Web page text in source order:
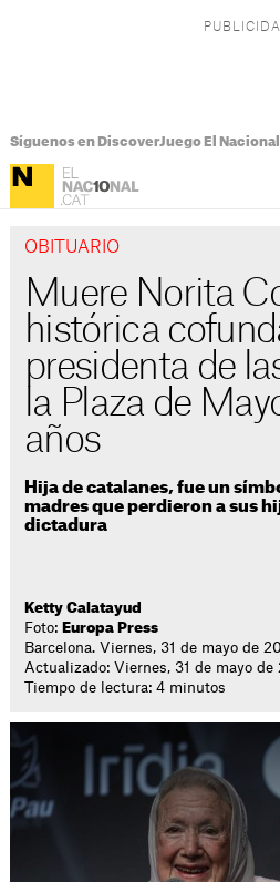
Síguenos en DiscoverJuego El Nacional
OBITUARIO
Muere Norita
histórica
presidenta de
la Plaza de
años
Hija de catalanes, fue un
madres que perdieron a sus
dictadura
Ketty Calatayud
Foto: Europa Press
Barcelona. Viernes, 31 de mayo de
Actualizado: Viernes, 31 de mayo de
Tiempo de lectura: 4 minutos